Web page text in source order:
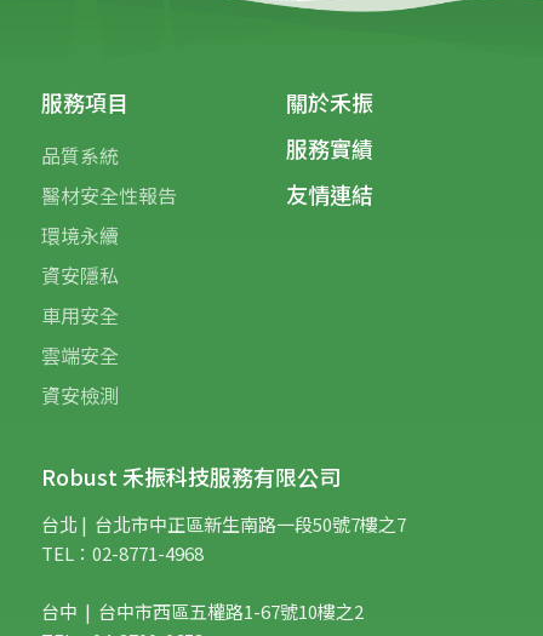
服務項目
品質系統
醫材安全性報告
環境永續
資安隱私
車用安全
雲端安全
資安檢測
關於禾振
服務實績
友情連結
Robust 禾振科技服務有限公司
台北 | 台北市中正區新生南路一段50號7樓之7
TEL：02-8771-4968
台中 | 台中市西區五權路1-67號10樓之2